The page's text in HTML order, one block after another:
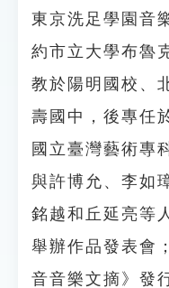
貓頭鷹博士
東京洗足學園音
約市立大學布魯
教於陽明國校、
壽國中，後專任
國立臺灣藝術專
與許博允、李如
銘越和丘延亮等
舉辦作品發表會
音音樂文摘》發